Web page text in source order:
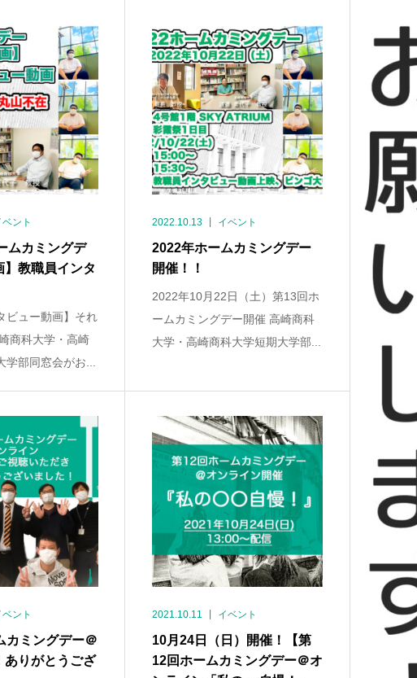
ベント
ムカミングデ
】教職員インタ
ビュー動画】それ
商科大学・高崎
学部同窓会がお...
2022.10.13 イベント
2022年ホームカミングデー
開催！！
2022年10月22日（土）第13回ホ
ームカミングデー開催 高崎商科
大学・高崎商科大学短期大学部...
ベント
カミングデー＠
ありがとうござ
2021.10.11 イベント
10月24日（日）開催！【第
12回ホームカミングデー＠オ